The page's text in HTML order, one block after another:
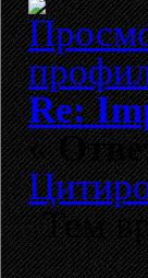
Re:
«
Тем